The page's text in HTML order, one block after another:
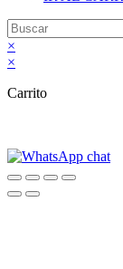
×
×
Carrito